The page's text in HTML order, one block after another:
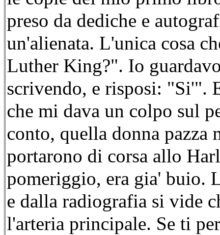
preso da dediche e
un'alienata. L'unica cosa
Luther King?". Io
scrivendo, e risposi: "Si'".
che mi dava un colpo sul
conto, quella donna
portarono di corsa allo
pomeriggio, era gia' buio.
e dalla radiografia si vide
l'arteria principale. Se ti